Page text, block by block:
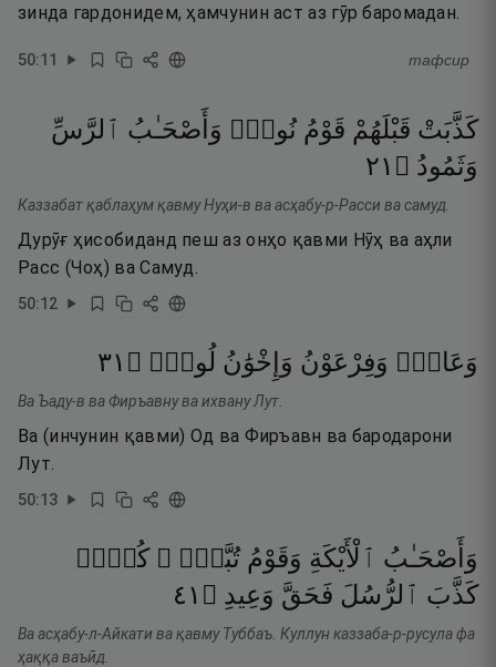
зинда гардонидем, ҳамчунин аст аз гӯр баромадан.
50:11 тафсир
كَذَّبَتْ قَبْلَهُمْ قَوْمُ نُوحٍۢ وَأَصْحَـٰبُ ٱلرَّسِّ
وَثَمُودُ ۝ ١٢
Каззабат қаблаҳум қавму Нуҳи-в ва асҳабу-р-Расси ва самуд.
Дурӯғ ҳисобиданд пеш аз онҳо қавми Нӯҳ ва аҳли
Расс (Чоҳ) ва Самуд.
50:12
وَعَادٌۭ وَفِرْعَوْنُ وَإِخْوَٰنُ لُوطٍۢ ۝ ١٣
Ва Ъаду-в ва Фиръавну ва ихвану Лут.
Ва (инчунин қавми) Од ва Фиръавн ва бародарони
Лут.
50:13
وَأَصْحَـٰبُ ٱلْأَيْكَةِ وَقَوْمُ تُبَّعٍۢ ۚ كُلٌّۭ
كَذَّبَ ٱلرُّسُلَ فَحَقَّ وَعِيدِ ۝ ١٤
Ва асҳабу-л-Айкати ва қавму Туббаъ. Куллун каззаба-р-русула фа
ҳаққа ваъӣд.